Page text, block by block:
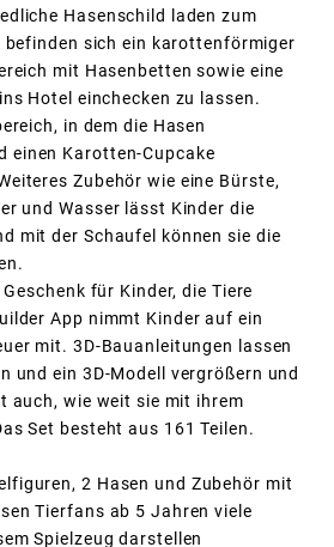
Hasenschild laden zum
befinden sich ein karottenförmiger
mit Hasenbetten sowie eine
Hotel einchecken zu lassen.
in dem die Hasen
einen Karotten-Cupcake
Zubehör wie eine Bürste,
und Wasser lässt Kinder die
mit der Schaufel können sie die
für Kinder, die Tiere
App nimmt Kinder auf ein
mit. 3D-Bauanleitungen lassen
und ein 3D-Modell vergrößern und
auch, wie weit sie mit ihrem
Set besteht aus 161 Teilen.
2 Hasen und Zubehör mit
Tierfans ab 5 Jahren viele
Spielzeug darstellen